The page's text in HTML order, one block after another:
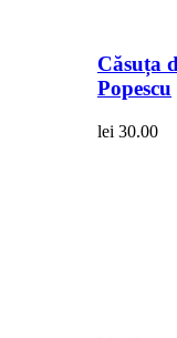
Căsuța
Popescu
lei 30.00